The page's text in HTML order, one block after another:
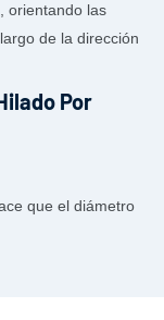
orientando las
de la dirección
que el diámetro